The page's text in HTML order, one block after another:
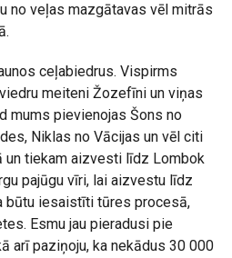
no veļas mazgātavas vēl mitrās
ceļabiedrus. Vispirms
meiteni Žozefīni un viņas
mums pievienojas Šons no
Niklas no Vācijas un vēl citi
un tiekam aizvesti līdz Lombok
pajūgu vīri, lai aizvestu līdz
būtu iesaistīti tūres procesā,
Esmu jau pieradusi pie
arī paziņoju, ka nekādus 30 000